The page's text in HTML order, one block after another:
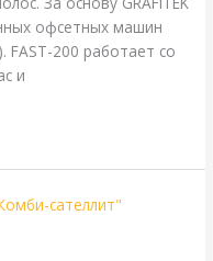
офсетных машин
FAST-200 работает со
и